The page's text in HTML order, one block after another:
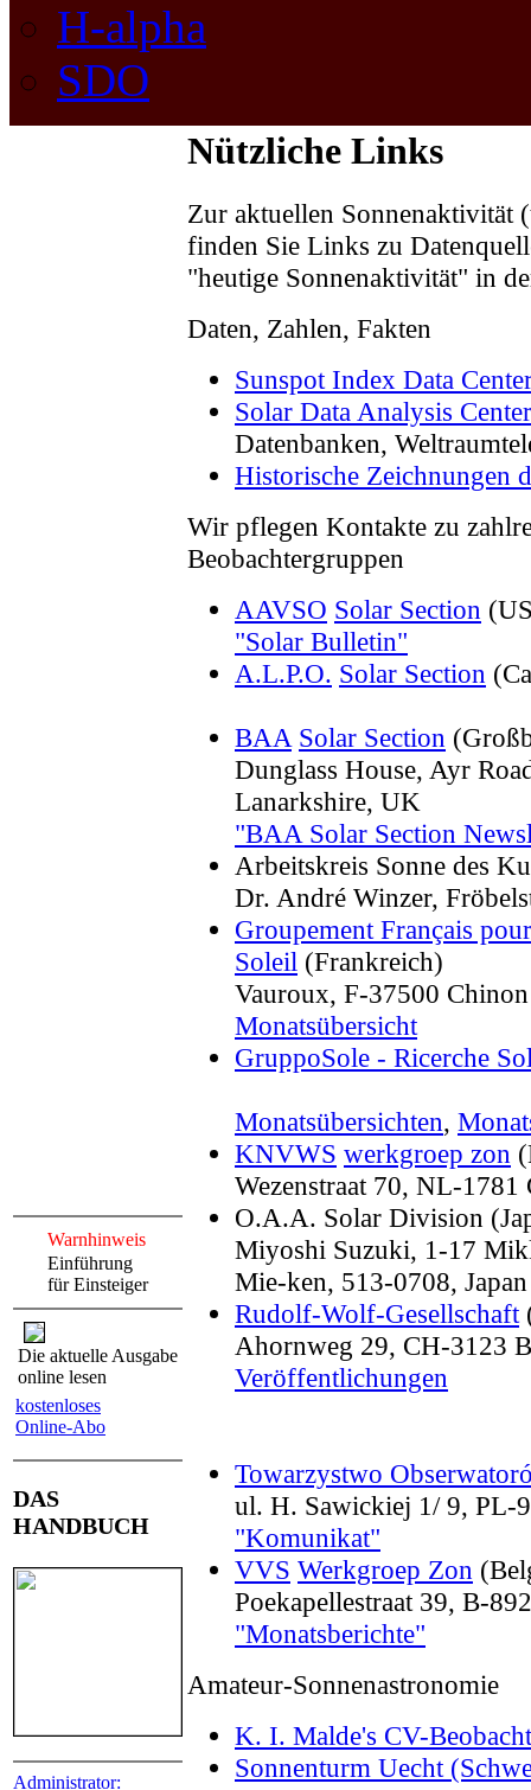
H-alpha
SDO
Warnhinweis
Einführung
für Einsteiger
Die aktuelle Ausgabe
online lesen
kostenloses
Online-Abo
DAS
HANDBUCH
Administrator:
Nützliche Links
Zur aktuellen Sonnenaktivität
finden Sie Links zu
"heutige Sonnenaktivität" in
Daten, Zahlen, Fakten
Sunspot Index Data
Solar Data Analysis
Datenbanken,
Historische Zeichnungen
Wir pflegen Kontakte zu
Beobachtergruppen
AAVSO Solar Section
"Solar Bulletin"
A.L.P.O. Solar Section
BAA Solar Section
Dunglass House, Ayr
Lanarkshire, UK
"BAA Solar Section
Arbeitskreis Sonne des
Dr. André Winzer,
Groupement Français
Soleil (Frankreich)
Vauroux, F-37500 Chinon
Monatsübersicht
GruppoSole - Ricerche
Monatsübersichten,
KNVWS werkgroep zon
Wezenstraat 70, NL-
O.A.A. Solar Division
Miyoshi Suzuki, 1-17
Mie-ken, 513-0708, Japan
Rudolf-Wolf-Gesellschaft
Ahornweg 29, CH-3123
Veröffentlichungen
Towarzystwo
ul. H. Sawickiej 1/ 9, PL-
"Komunikat"
VVS Werkgroep Zon
Poekapellestraat 39, B-
"Monatsberichte"
Amateur-Sonnenastronomie
K. I. Malde's CV-
Sonnenturm Uecht